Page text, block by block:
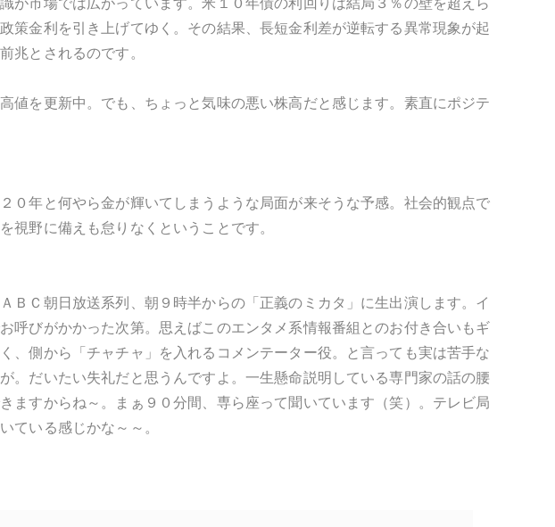
が市場では広がっています。米１０年債の利回りは結局３％の壁を超えら
策金利を引き上げてゆく。その結果、長短金利差が逆転する異常現象が起
兆とされるのです。
値を更新中。でも、ちょっと気味の悪い株高だと感じます。素直にポジテ
０年と何やら金が輝いてしまうような局面が来そうな予感。社会的観点で
視野に備えも怠りなくということです。
ＢＣ朝日放送系列、朝９時半からの「正義のミカタ」に生出演します。イ
呼びがかかった次第。思えばこのエンタメ系情報番組とのお付き合いもギ
、側から「チャチャ」を入れるコメンテーター役。と言っても実は苦手な
。だいたい失礼だと思うんですよ。一生懸命説明している専門家の話の腰
ますからね～。まぁ９０分間、専ら座って聞いています（笑）。テレビ局
ている感じかな～～。